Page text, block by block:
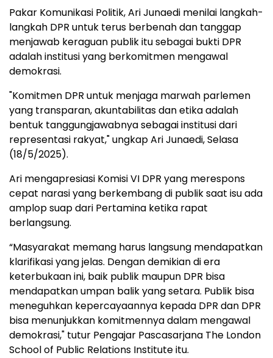
Pakar Komunikasi Politik, Ari Junaedi menilai langkah-
langkah DPR untuk terus berbenah dan tanggap
menjawab keraguan publik itu sebagai bukti DPR
adalah institusi yang berkomitmen mengawal
demokrasi.
"Komitmen DPR untuk menjaga marwah parlemen
yang transparan, akuntabilitas dan etika adalah
bentuk tanggungjawabnya sebagai institusi dari
representasi rakyat," ungkap Ari Junaedi, Selasa
(18/5/2025).
Ari mengapresiasi Komisi VI DPR yang merespons
cepat narasi yang berkembang di publik saat isu ada
amplop suap dari Pertamina ketika rapat
berlangsung.
“Masyarakat memang harus langsung mendapatkan
klarifikasi yang jelas. Dengan demikian di era
keterbukaan ini, baik publik maupun DPR bisa
mendapatkan umpan balik yang setara. Publik bisa
meneguhkan kepercayaannya kepada DPR dan DPR
bisa menunjukkan komitmennya dalam mengawal
demokrasi," tutur Pengajar Pascasarjana The London
School of Public Relations Institute itu.